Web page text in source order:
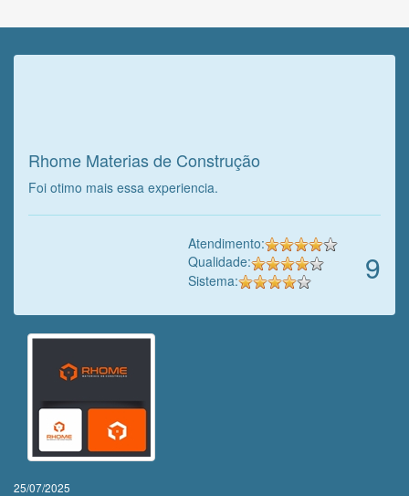
Rhome Materias de Construção
Foi otimo mais essa experiencia.
9
Atendimento:
Qualidade:
Sistema:
25/07/2025